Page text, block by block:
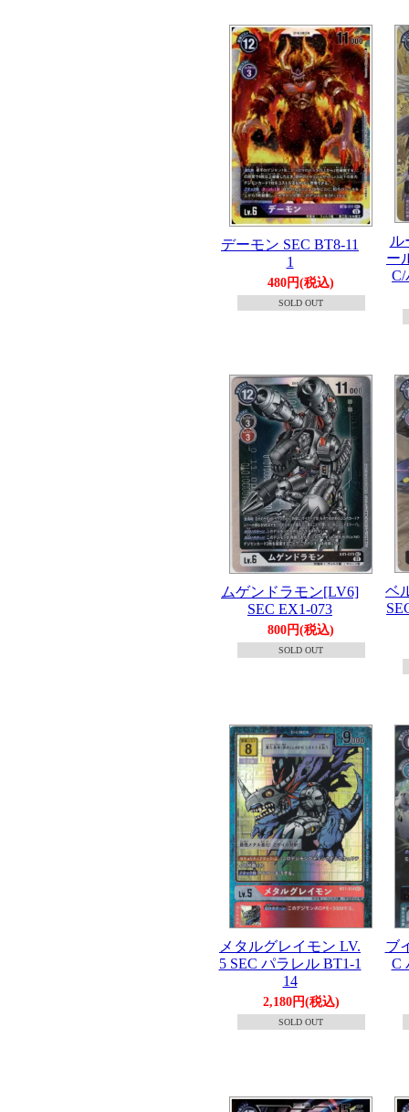
デーモン SEC BT8-11
1
480円(税込)
SOLD OUT
ル
ー
C/
ムゲンドラモン[LV6]
SEC EX1-073
800円(税込)
SOLD OUT
ベ
メタルグレイモン LV.
5 SEC パラレル BT1-1
14
2,180円(税込)
SOLD OUT
ブ
C